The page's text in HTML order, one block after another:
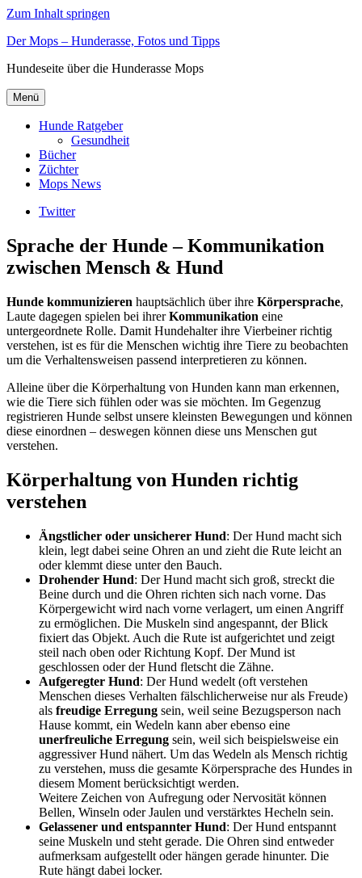
Zum Inhalt springen
Der Mops – Hunderasse, Fotos und Tipps
Hundeseite über die Hunderasse Mops
Menü
Hunde Ratgeber
Gesundheit
Bücher
Züchter
Mops News
Twitter
Sprache der Hunde – Kommunikation
zwischen Mensch & Hund
Hunde kommunizieren hauptsächlich über ihre Körpersprache,
Laute dagegen spielen bei ihrerKommunikation eine
untergeordnete Rolle. Damit Hundehalter ihre Vierbeiner richtig
verstehen, ist es für die Menschen wichtig ihre Tiere zu beobachten
um die Verhaltensweisen passend interpretieren zu können.
Alleine über die Körperhaltung von Hunden kann man erkennen,
wie die Tiere sich fühlen oder was sie möchten. Im Gegenzug
registrieren Hunde selbst unsere kleinsten Bewegungen und können
diese einordnen – deswegen können diese uns Menschen gut
verstehen.
Körperhaltung von Hunden richtig
verstehen
Ängstlicher oder unsicherer Hund: Der Hund macht sich
klein, legt dabei seine Ohren an und zieht die Rute leicht an
oder klemmt diese unter den Bauch.
Drohender Hund: Der Hund macht sich groß, streckt die
Beine durch und die Ohren richten sich nach vorne. Das
Körpergewicht wird nach vorne verlagert, um einen Angriff
zu ermöglichen. Die Muskeln sind angespannt, der Blick
fixiert das Objekt. Auch die Rute ist aufgerichtet und zeigt
steil nach oben oder Richtung Kopf. Der Mund ist
geschlossen oder der Hund fletscht die Zähne.
Aufgeregter Hund: Der Hund wedelt (oft verstehen
Menschen dieses Verhalten fälschlicherweise nur als Freude)
als freudige Erregung sein, weil seine Bezugsperson nach
Hause kommt, ein Wedeln kann aber ebenso eine
unerfreuliche Erregung sein, weil sich beispielsweise ein
aggressiver Hund nähert. Um das Wedeln als Mensch richtig
zu verstehen, muss die gesamte Körpersprache des Hundes in
diesem Moment berücksichtigt werden.
Weitere Zeichen von Aufregung oder Nervosität können
Bellen, Winseln oder Jaulen und verstärktes Hecheln sein.
Gelassener und entspannter Hund: Der Hund entspannt
seine Muskeln und steht gerade. Die Ohren sind entweder
aufmerksam aufgestellt oder hängen gerade hinunter. Die
Rute hängt dabei locker.